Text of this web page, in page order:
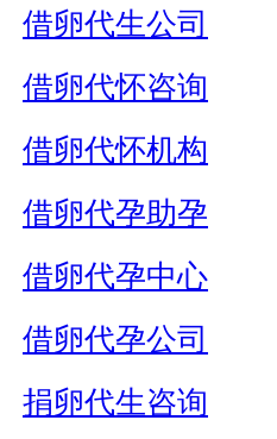
借卵代生公司
借卵代怀咨询
借卵代怀机构
借卵代孕助孕
借卵代孕中心
借卵代孕公司
捐卵代生咨询